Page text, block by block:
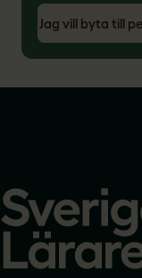
Jag vill byta till
startsidan